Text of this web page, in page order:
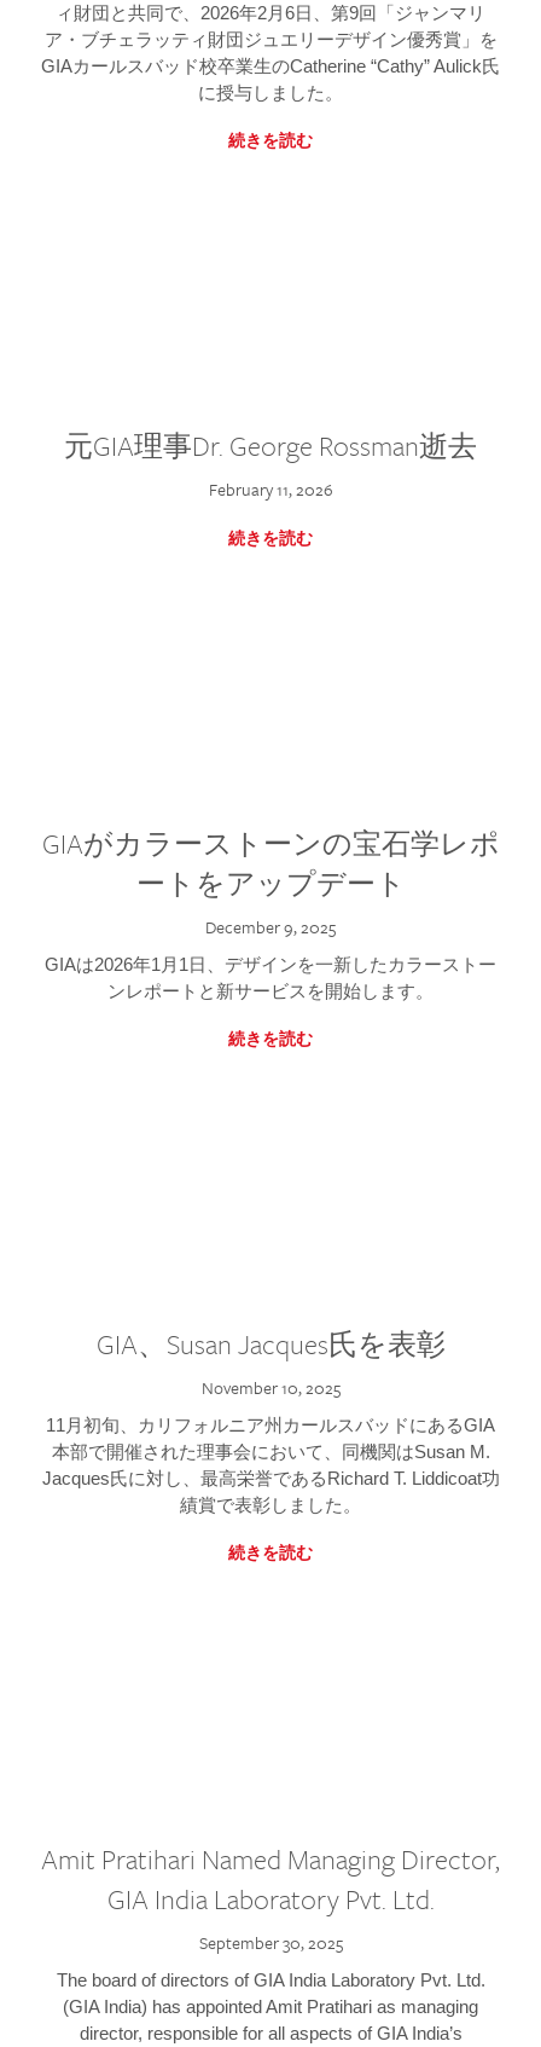
ィ財団と共同で、2026年2月6日、第9回「ジャンマリ
ア・ブチェラッティ財団ジュエリーデザイン優秀賞」を
GIAカールスバッド校卒業生のCatherine “Cathy” Aulick氏
に授与しました。
続きを読む
元GIA理事Dr. George Rossman逝去
February 11, 2026
続きを読む
GIAがカラーストーンの宝石学レポ
ートをアップデート
December 9, 2025
GIAは2026年1月1日、デザインを一新したカラーストー
ンレポートと新サービスを開始します。
続きを読む
GIA、Susan Jacques氏を表彰
November 10, 2025
11月初旬、カリフォルニア州カールスバッドにあるGIA
本部で開催された理事会において、同機関はSusan M.
Jacques氏に対し、最高栄誉であるRichard T. Liddicoat功
績賞で表彰しました。
続きを読む
Amit Pratihari Named Managing Director,
GIA India Laboratory Pvt. Ltd.
September 30, 2025
The board of directors of GIA India Laboratory Pvt. Ltd.
(GIA India) has appointed Amit Pratihari as managing
director, responsible for all aspects of GIA India’s